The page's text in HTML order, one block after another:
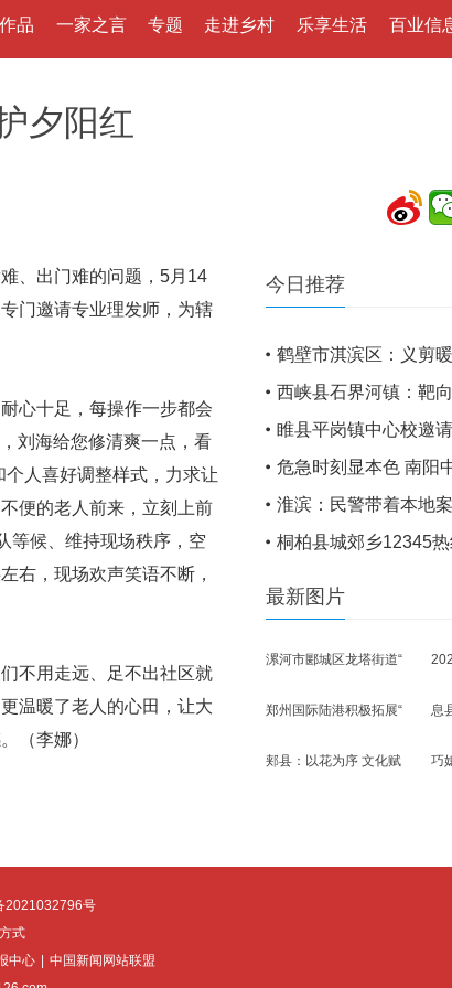
品 一家之言 专题 走进乡村 乐享生活 百业信
夕阳红
、出门难的问题，5月14
门邀请专业理发师，为辖
心十足，每操作一步都会
刘海给您修清爽一点，看
人喜好调整样式，力求让
便的老人前来，立刻上前
等候、维持现场秩序，空
右，现场欢声笑语不断，
不用走远、足不出社区就
温暖了老人的心田，让大
（李娜）
今日推荐
鹤壁市淇滨区：义剪
西峡县石界河镇：靶
睢县平岗镇中心校邀
危急时刻显本色 南阳
淮滨：民警带着本地
桐柏县城郊乡12345
最新图片
漯河市郾城区龙塔街道“
郑州国际陆港积极拓展“ 息
郏县：以花为序 文化赋 巧
2021032796号
式
中心 | 中国新闻网站联盟